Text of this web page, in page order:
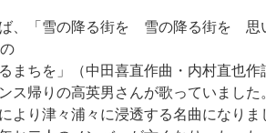
、「雪の降る街を 雪の降る街を 思
の
るまちを」（中田喜直作曲・内村直也作
ス帰りの高英男さんが歌っていました
より津々浦々に浸透する名曲になりま